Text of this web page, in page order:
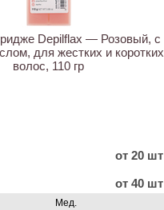
Depilflax — Розовый, с
для жестких и коротких
волос, 110 гр
от 20 шт
от 40 шт
Мед.